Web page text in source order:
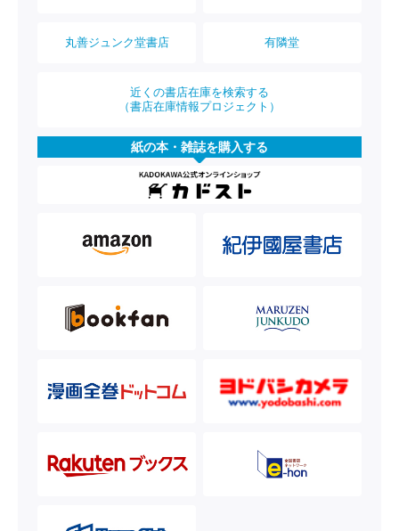
丸善ジュンク堂書店 有隣堂
近くの書店在庫を検索する
（書店在庫情報プロジェクト）
紙の本・雑誌を購入する